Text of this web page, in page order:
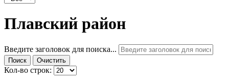
Плавский район
Введите заголовок для поиска...
Поиск Очистить
Кол-во строк: